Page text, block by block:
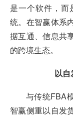
是一个软件，
统。在智赢体系
据互通、信息共
的跨境生态。
以
与传统FBA
智赢侧重以自发